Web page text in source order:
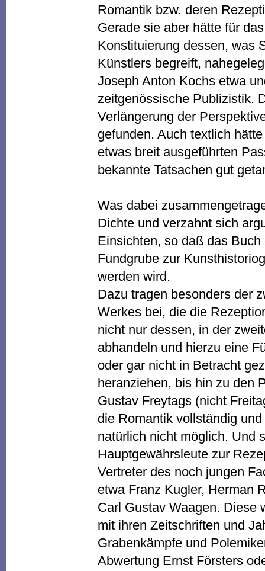
Romantik bzw. deren
Gerade sie aber hätte für
Konstituierung dessen, was
Künstlers begreift,
Joseph Anton Kochs etwa
zeitgenössische Publizistik.
Verlängerung der
gefunden. Auch textlich
etwas breit ausgeführten
bekannte Tatsachen gut
Was dabei
Dichte und verzahnt sich
Einsichten, so daß das
Fundgrube zur
werden wird.
Dazu tragen besonders der
Werkes bei, die die
nicht nur dessen, in der
abhandeln und hierzu eine
oder gar nicht in Betracht
heranziehen, bis hin zu den
Gustav Freytags (nicht
die Romantik vollständig
natürlich nicht möglich. Und
Hauptgewährsleute zur
Vertreter des noch jungen
etwa Franz Kugler, Herman
Carl Gustav Waagen. Diese
mit ihren Zeitschriften und
Grabenkämpfe und
Abwertung Ernst Försters